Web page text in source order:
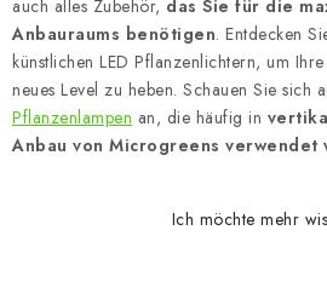
e
r
L
i
s
auch alles Zubehör, das Sie für die
Anbauraums benötigen. Entdecken
künstlichen LED Pflanzenlichtern, um
neues Level zu heben. Schauen Sie sich
Pflanzenlampen an, die häufig in
Anbau von Microgreens verwendet
Ich möchte mehr